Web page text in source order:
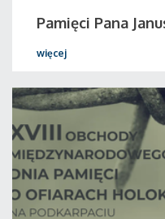
Pamięci Pana
więcej